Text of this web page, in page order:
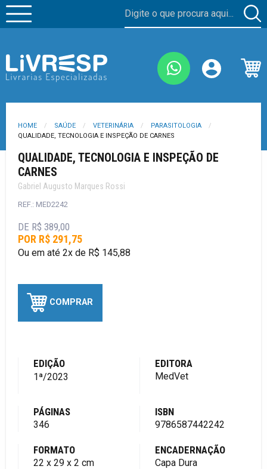
HOME SAÚDE VETERINÁRIA
PARASITOLOGIA
QUALIDADE, TECNOLOGIA E INSPEÇÃO DE CARNES
QUALIDADE, TECNOLOGIA E INSPEÇÃO DE
CARNES
Gabriel Augusto Marques Rossi
REF.: MED2242
DE R$ 389,00
POR R$ 291,75
Ou em até 2x de R$ 145,88
COMPRAR
EDIÇÃO
1ª/2023
EDITORA
MedVet
PÁGINAS
346
ISBN
9786587442242
FORMATO
22 x 29 x 2 cm
ENCADERNAÇÃO
Capa Dura